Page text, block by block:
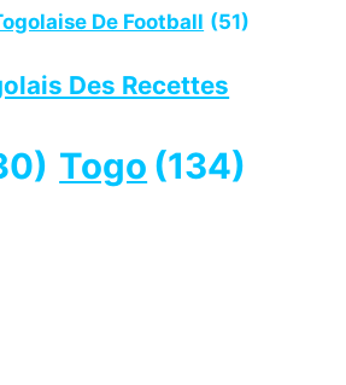
De Football (51)
Des Recettes
Togo (134)